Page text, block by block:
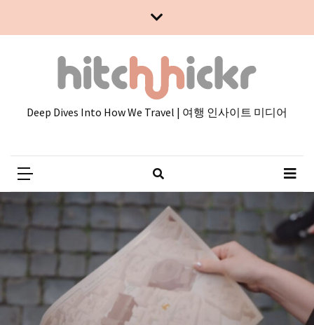
Deep Dives Into How We Travel | 여행 인사이트 미디어